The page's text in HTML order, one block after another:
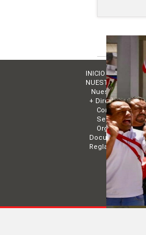
INICIO
NUESTRO PARTIDO
Nuestro
+ Directorios
Comité Estatal
Sectores
Organismos
Documentos
Reglamentos
©